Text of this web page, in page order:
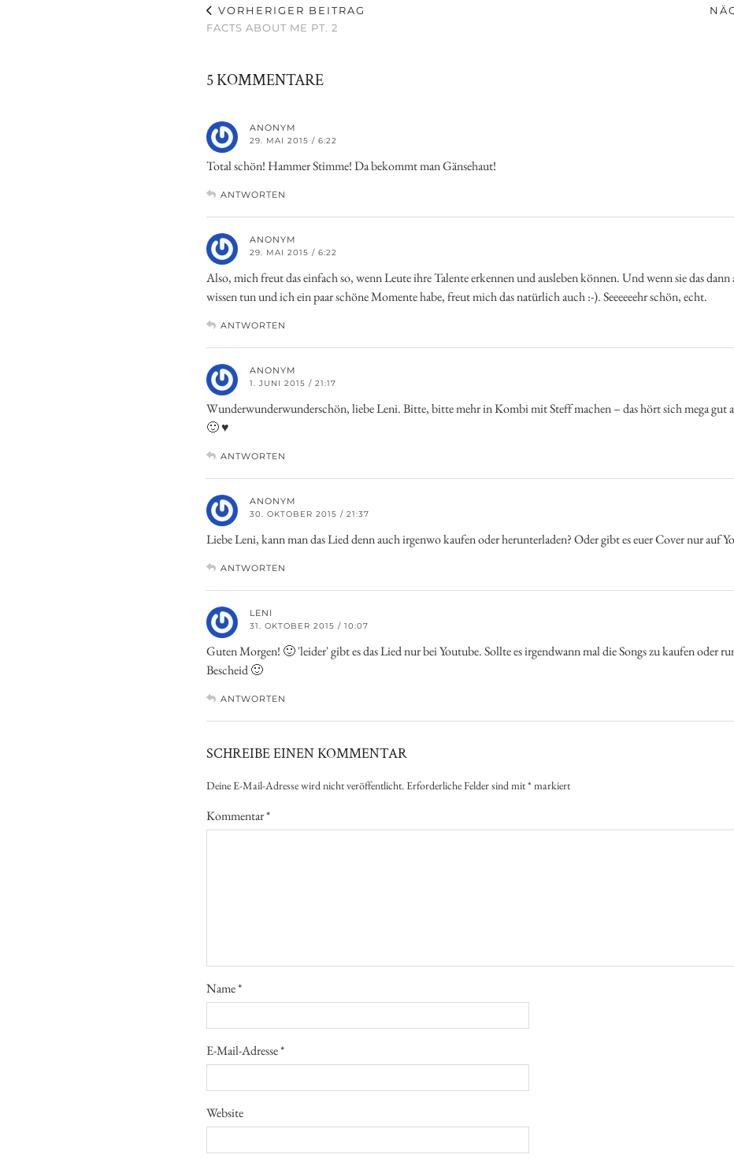
VORHERIGER BEITRAG
FACTS ABOUT ME PT. 2
5 KOMMENTARE
ANONYM
29. MAI 2015 / 6:22
Total schön! Hammer Stimme! Da bekommt man Gänsehaut!
ANTWORTEN
ANONYM
29. MAI 2015 / 6:22
Also, mich freut das einfach so, wenn Leute ihre Talente erkennen und ausleben können. Und wenn sie das
wissen tun und ich ein paar schöne Momente habe, freut mich das natürlich auch :-). Seeeeeehr schön, echt.
ANTWORTEN
ANONYM
1. JUNI 2015 / 21:17
Wunderwunderwunderschön, liebe Leni. Bitte, bitte mehr in Kombi mit Steff machen – das hört sich mega gut
🙂 ♥
ANTWORTEN
ANONYM
30. OKTOBER 2015 / 21:37
Liebe Leni, kann man das Lied denn auch irgenwo kaufen oder herunterladen? Oder gibt es euer Cover nur auf
ANTWORTEN
LENI
31. OKTOBER 2015 / 10:07
Guten Morgen! 🙂 'leider' gibt es das Lied nur bei Youtube. Sollte es irgendwann mal die Songs zu kaufen oder
Bescheid 🙂
ANTWORTEN
SCHREIBE EINEN KOMMENTAR
Deine E-Mail-Adresse wird nicht veröffentlicht.Erforderliche Felder sind mit* markiert
Kommentar*
Name*
E-Mail-Adresse*
Website